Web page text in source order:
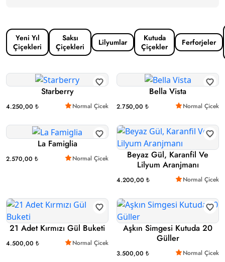
Yeni Yıl
Çiçekleri
Saksı
Çiçekleri
Lilyumlar
Kutuda
Çiçekler
Ferforjeler
Starberry
4.250,00 ₺ Normal Çicek
Bella Vista
2.750,00 ₺ Normal Çicek
La Famiglia
2.570,00 ₺ Normal Çicek
Beyaz Gül, Karanfil Ve
Lilyum Aranjmanı
4.200,00 ₺ Normal Çicek
21 Adet Kırmızı Gül Buketi
4.500,00 ₺ Normal Çicek
Aşkın Simgesi Kutuda 20
Güller
3.500,00 ₺ Normal Çicek